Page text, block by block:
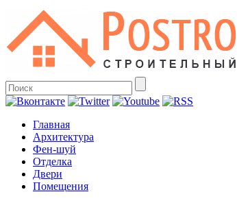
Главная
Архитектура
Фен-шуй
Отделка
Двери
Помещения